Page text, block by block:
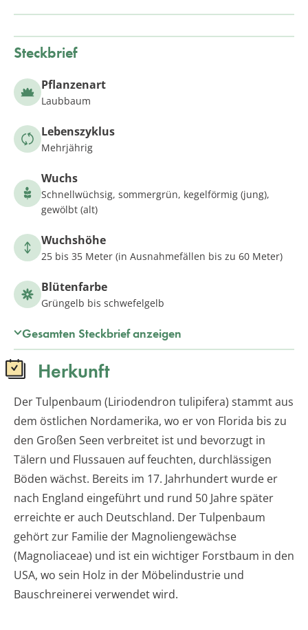
Steckbrief
Pflanzenart
Laubbaum
Lebenszyklus
Mehrjährig
Wuchs
Schnellwüchsig, sommergrün, kegelförmig (jung),
gewölbt (alt)
Wuchshöhe
25 bis 35 Meter (in Ausnahmefällen bis zu 60 Meter)
Blütenfarbe
Grüngelb bis schwefelgelb
Gesamten Steckbrief anzeigen
Herkunft
Der Tulpenbaum (Liriodendron tulipifera) stammt aus
dem östlichen Nordamerika, wo er von Florida bis zu
den Großen Seen verbreitet ist und bevorzugt in
Tälern und Flussauen auf feuchten, durchlässigen
Böden wächst. Bereits im 17. Jahrhundert wurde er
nach England eingeführt und rund 50 Jahre später
erreichte er auch Deutschland. Der Tulpenbaum
gehört zur Familie der Magnoliengewächse
(Magnoliaceae) und ist ein wichtiger Forstbaum in den
USA, wo sein Holz in der Möbelindustrie und
Bauschreinerei verwendet wird.